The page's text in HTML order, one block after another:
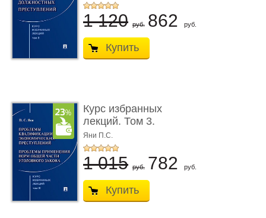
1 120 руб. 862 руб.
Купить
Курс избранных
лекций. Том 3.
Проблемы квалифик ...
Яни П.С.
1 015 руб. 782 руб.
Купить